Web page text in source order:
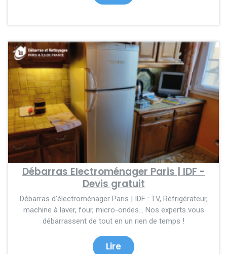
Débarras Electroménager Paris | IDF -
Devis gratuit
Débarras d'électroménager Paris | IDF : TV, Réfrigérateur,
machine à laver, four, micro-ondes... Nos experts vous
débarrassent de tout en un rien de temps !
Lire